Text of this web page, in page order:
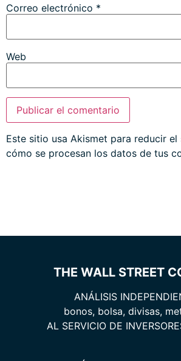
Correo electrónico *
Web
Este sitio usa Akismet para reducir el
cómo se procesan los datos de tus
THE WALL STREET
ANÁLISIS
bonos, bolsa, divisas,
AL SERVICIO DE